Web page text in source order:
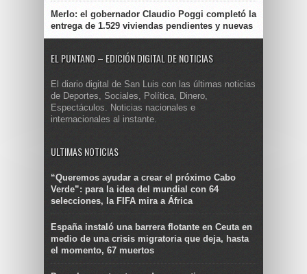
Merlo: el gobernador Claudio Poggi completó la
entrega de 1.529 viviendas pendientes y nuevas
EL PUNTANO – EDICIÓN DIGITAL DE NOTICIAS
El diario digital de San Luis con las últimas noticias
de Deportes, Sociales, Política, Dinero,
Espectáculos. Noticias nacionales e
internacionales al instante.
ULTIMAS NOTICIAS
“Queremos ayudar a crear el próximo Cabo
Verde”: para la idea del mundial con 64
selecciones, la FIFA mira a África
España instaló una barrera flotante en Ceuta en
medio de una crisis migratoria que deja, hasta
el momento, 67 muertos